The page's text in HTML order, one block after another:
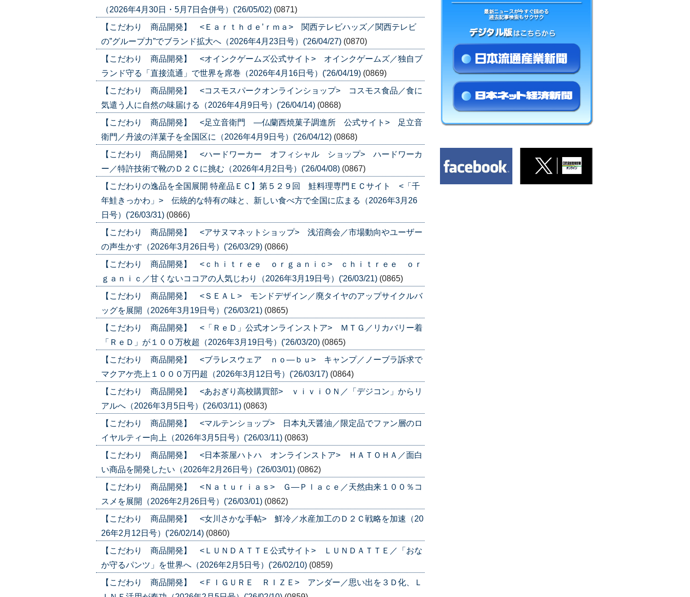
（2026年4月30日・5月7日合併号）('26/05/02) (0871)
【こだわり 商品開発】 <Ｅａｒｔｈｄｅ’ｒｍａ> 関西テレビハッズ／関西テレビ
の”グループ力”でブランド拡大へ（2026年4月23日号）('26/04/27) (0870)
【こだわり 商品開発】 <オインクゲームズ公式サイト> オインクゲームズ／独自ブ
ランド守る「直接流通」で世界を席巻（2026年4月16日号）('26/04/19) (0869)
【こだわり 商品開発】 <コスモスパークオンラインショップ> コスモス食品／食に
気遣う人に自然の味届ける（2026年4月9日号）('26/04/14) (0868)
【こだわり 商品開発】 <足立音衛門 ―仏蘭西焼菓子調進所 公式サイト> 足立音
衛門／丹波の洋菓子を全国区に（2026年4月9日号）('26/04/12) (0868)
【こだわり 商品開発】 <ハードワーカー オフィシャル ショップ> ハードワーカ
ー／特許技術で靴のＤ２Ｃに挑む（2026年4月2日号）('26/04/08) (0867)
【こだわりの逸品を全国展開 特産品ＥＣ】第５２９回 鮭料理専門ＥＣサイト <「千
年鮭きっかわ」> 伝統的な特有の味と、新しい食べ方で全国に広まる（2026年3月26
日号）('26/03/31) (0866)
【こだわり 商品開発】 <アサヌマネットショップ> 浅沼商会／市場動向やユーザー
の声生かす（2026年3月26日号）('26/03/29) (0866)
【こだわり 商品開発】 <ｃｈｉｔｒｅｅ ｏｒｇａｎｉｃ> ｃｈｉｔｒｅｅ ｏｒ
ｇａｎｉｃ／甘くないココアの人気じわり（2026年3月19日号）('26/03/21) (0865)
【こだわり 商品開発】 <ＳＥＡＬ> モンドデザイン／廃タイヤのアップサイクルバ
ッグを展開（2026年3月19日号）('26/03/21) (0865)
【こだわり 商品開発】 <「ＲｅＤ」公式オンラインストア> ＭＴＧ／リカバリー着
「ＲｅＤ」が１００万枚超（2026年3月19日号）('26/03/20) (0865)
【こだわり 商品開発】 <ブラレスウェア ｎｏ―ｂｕ> キャンプ／ノーブラ訴求で
マクアケ売上１０００万円超（2026年3月12日号）('26/03/17) (0864)
【こだわり 商品開発】 <あおぎり高校購買部> ｖｉｖｉＯＮ／「デジコン」からリ
アルへ（2026年3月5日号）('26/03/11) (0863)
【こだわり 商品開発】 <マルテンショップ> 日本丸天醤油／限定品でファン層のロ
イヤルティー向上（2026年3月5日号）('26/03/11) (0863)
【こだわり 商品開発】 <日本茶屋ハトハ オンラインストア> ＨＡＴＯＨＡ／面白
い商品を開発したい（2026年2月26日号）('26/03/01) (0862)
【こだわり 商品開発】 <Ｎａｔｕｒｉａｓ> Ｇ―Ｐｌａｃｅ／天然由来１００％コ
スメを展開（2026年2月26日号）('26/03/01) (0862)
【こだわり 商品開発】 <女川さかな手帖> 鮮冷／水産加工のＤ２Ｃ戦略を加速（20
26年2月12日号）('26/02/14) (0860)
【こだわり 商品開発】 <ＬＵＮＤＡＴＴＥ公式サイト> ＬＵＮＤＡＴＴＥ／「おな
か守るパンツ」を世界へ（2026年2月5日号）('26/02/10) (0859)
【こだわり 商品開発】 <ＦＩＧＵＲＥ ＲＩＺＥ> アンダー／思い出を３Ｄ化、Ｌ